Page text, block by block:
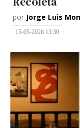
por Jorge Luis
15-05-2026 13:30